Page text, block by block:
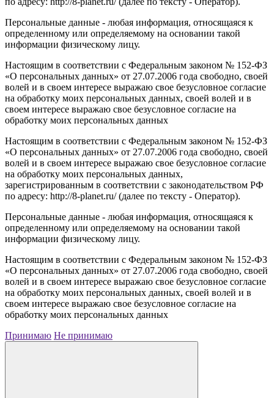
Персональные данные - любая информация, относящаяся к
определенному или определяемому на основании такой
информации физическому лицу.
Настоящим в соответствии с Федеральным законом № 152-ФЗ
«О персональных данных» от 27.07.2006 года свободно, своей
волей и в своем интересе выражаю свое безусловное согласие
на обработку моих персональных данных, своей волей и в
своем интересе выражаю свое безусловное согласие на
обработку моих персональных данных
Настоящим в соответствии с Федеральным законом № 152-ФЗ
«О персональных данных» от 27.07.2006 года свободно, своей
волей и в своем интересе выражаю свое безусловное согласие
на обработку моих персональных данных,
зарегистрированным в соответствии с законодательством РФ
по адресу: http://8-planet.ru/ (далее по тексту - Оператор).
Персональные данные - любая информация, относящаяся к
определенному или определяемому на основании такой
информации физическому лицу.
Настоящим в соответствии с Федеральным законом № 152-ФЗ
«О персональных данных» от 27.07.2006 года свободно, своей
волей и в своем интересе выражаю свое безусловное согласие
на обработку моих персональных данных, своей волей и в
своем интересе выражаю свое безусловное согласие на
обработку моих персональных данных
Принимаю Не принимаю